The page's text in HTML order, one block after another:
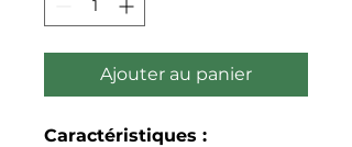
Ajouter au panier
Caractéristiques :